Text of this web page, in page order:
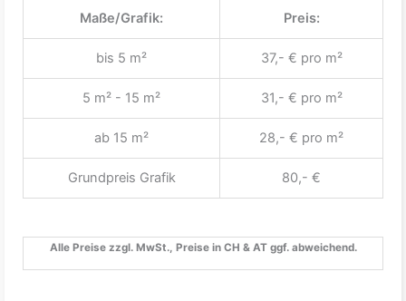
Maße/Grafik: Preis:
bis 5 m² 37,- € pro m²
5 m² - 15 m² 31,- € pro m²
ab 15 m² 28,- € pro m²
Grundpreis Grafik 80,- €
Alle Preise zzgl. MwSt., Preise in CH & AT ggf. abweichend.